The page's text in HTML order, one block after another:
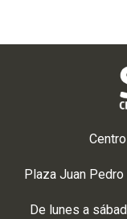
Plaza Juan
De lunes a sá